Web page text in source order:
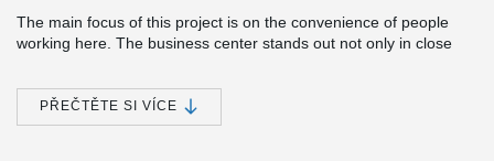
The main focus of this project is on the convenience of people
working here. The business center stands out not only in close
restaurant, jazz yard and outdoor cinema.
Under Vienybė Square there is a parking of 500 places being
PŘEČTĚTE SI VÍCE